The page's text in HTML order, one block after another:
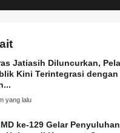
Jatiasih Diluncurkan,
Kini Terintegrasi dengan
yang lalu
ke-129 Gelar